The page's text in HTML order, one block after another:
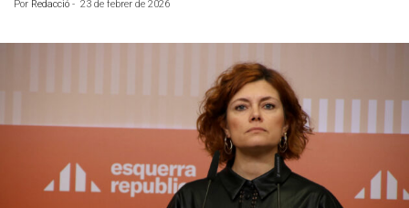
Por Redacció - 23 de febrer de 2026